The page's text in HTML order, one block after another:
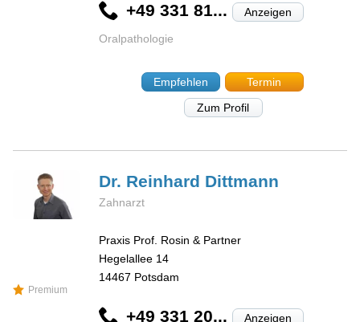
+49 331 81... Anzeigen
Oralpathologie
Empfehlen
Termin
Zum Profil
Premium
Dr. Reinhard Dittmann
Zahnarzt
Praxis Prof. Rosin & Partner
Hegelallee 14
14467 Potsdam
+49 331 20... Anzeigen